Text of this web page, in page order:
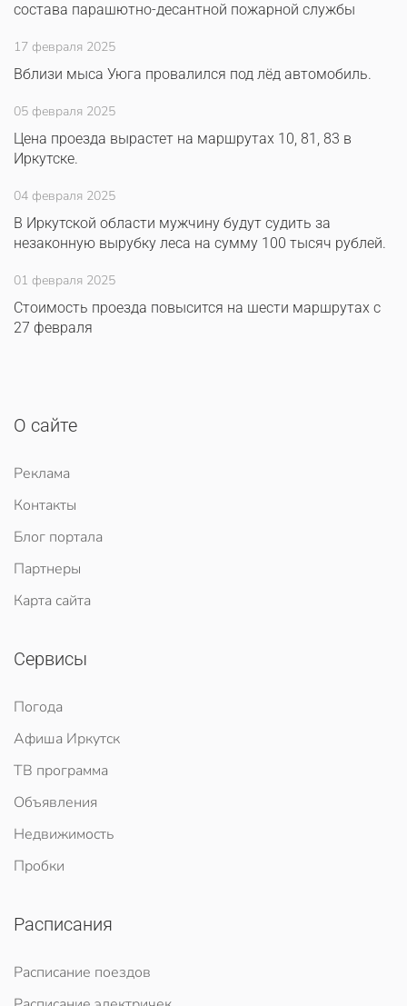
состава парашютно-десантной пожарной службы
17 февраля 2025
Вблизи мыса Уюга провалился под лёд автомобиль.
05 февраля 2025
Цена проезда вырастет на маршрутах 10, 81, 83 в
Иркутске.
04 февраля 2025
В Иркутской области мужчину будут судить за
незаконную вырубку леса на сумму 100 тысяч рублей.
01 февраля 2025
Стоимость проезда повысится на шести маршрутах с
27 февраля
О сайте
Реклама
Контакты
Блог портала
Партнеры
Карта сайта
Сервисы
Погода
Афиша Иркутск
ТВ программа
Объявления
Недвижимость
Пробки
Расписания
Расписание поездов